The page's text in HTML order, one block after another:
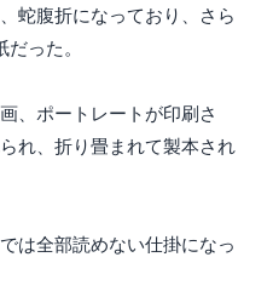
蛇腹折になっており、さら
った。
、ポートレートが印刷さ
れ、折り畳まれて製本され
は全部読めない仕掛になっ